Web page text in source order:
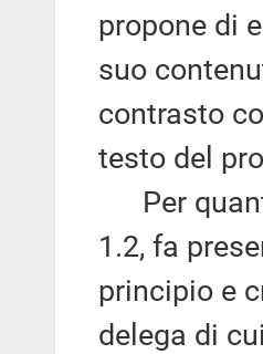
propone di
suo
contrasto
testo del
Per
1.2, fa
principio e
delega di